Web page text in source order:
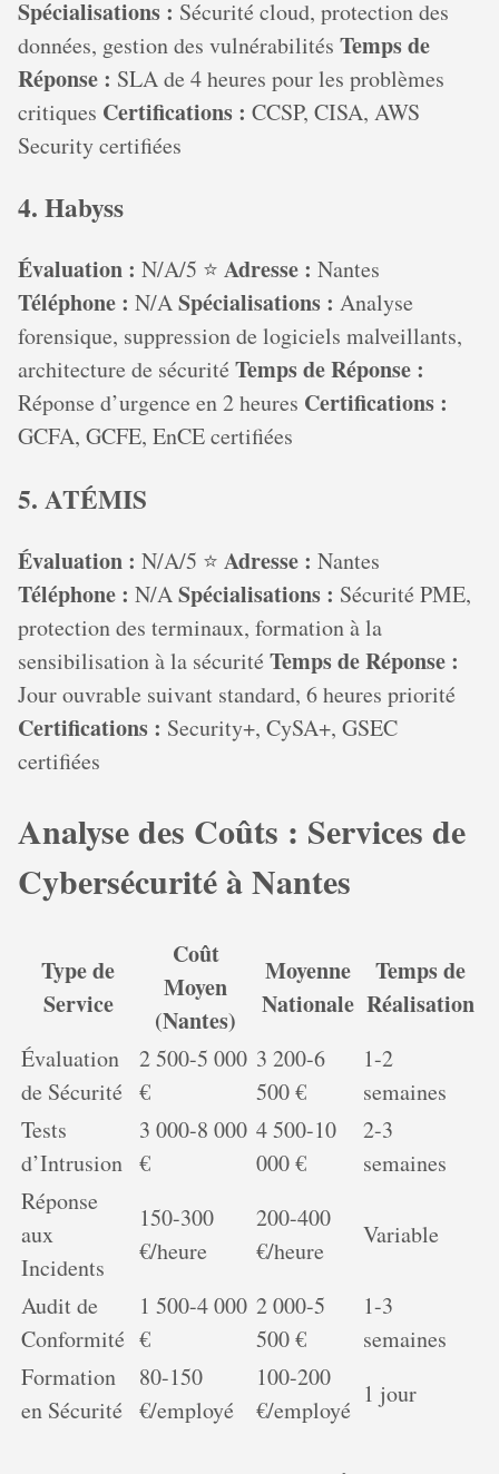
Spécialisations : Sécurité cloud, protection des
données, gestion des vulnérabilités Temps de
Réponse : SLA de 4 heures pour les problèmes
critiques Certifications : CCSP, CISA, AWS
Security certifiées
4. Habyss
Évaluation : N/A/5 ⭐ Adresse : Nantes
Téléphone : N/ASpécialisations : Analyse
forensique, suppression de logiciels malveillants,
architecture de sécurité Temps de Réponse :
Réponse d’urgence en 2 heures Certifications :
GCFA, GCFE, EnCE certifiées
5. ATÉMIS
Évaluation : N/A/5 ⭐ Adresse : Nantes
Téléphone : N/ASpécialisations : Sécurité PME,
protection des terminaux, formation à la
sensibilisation à la sécurité Temps de Réponse :
Jour ouvrable suivant standard, 6 heures priorité
Certifications : Security+, CySA+, GSEC
certifiées
Analyse des Coûts : Services de
Cybersécurité à Nantes
Type de
Service
Coût
Moyen
(Nantes)
Moyenne
Nationale
Temps de
Réalisation
Évaluation
de Sécurité
2 500-5 000
€
3 200-6
500 €
1-2
semaines
Tests
d’Intrusion
3 000-8 000
€
4 500-10
000 €
2-3
semaines
Réponse
aux
Incidents
150-300
€/heure
200-400
€/heure
Variable
Audit de
Conformité
1 500-4 000
€
2 000-5
500 €
1-3
semaines
Formation
en Sécurité
80-150
€/employé
100-200
€/employé
1 jour